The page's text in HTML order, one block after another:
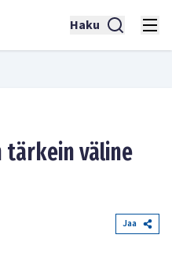
Haku
tärkein väline
Jaa